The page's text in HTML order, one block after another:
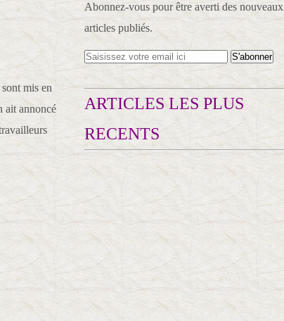
mis en
ait annoncé
Abonnez-vous pour être averti des nouveaux
articles publiés.
ARTICLES LES PLUS
RECENTS